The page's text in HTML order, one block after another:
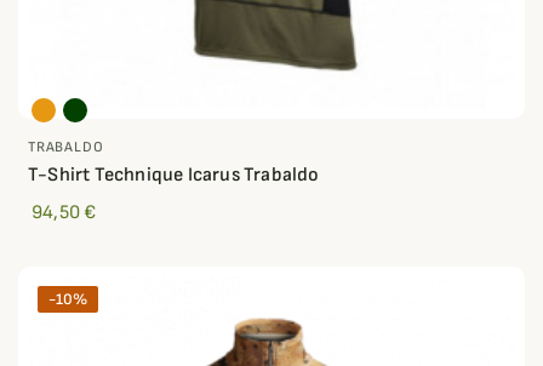
TRABALDO
T-Shirt Technique Icarus Trabaldo
94,50 €
-10%